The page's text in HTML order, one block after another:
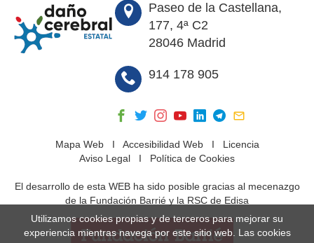
Paseo de la Castellana,
177, 4ª C2
28046 Madrid
914 178 905
Mapa WebI Accesibilidad WebI Licencia
Aviso Legal I Política de Cookies
El desarrollo de esta WEB ha sido posible gracias al mecenazgo
de la Fundación Barrié y la RSC de Edisa
Utilizamos cookies propias y de terceros para mejorar su
experiencia mientras navega por este sitio web. Las cookies